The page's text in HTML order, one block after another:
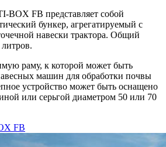
BOX FB представляет собой
бункер, агрегатируемый с
навески трактора. Общий
раму, к которой может быть
машин для обработки почвы
устройство может быть оснащено
или серьгой диаметром 50 или 70
FB